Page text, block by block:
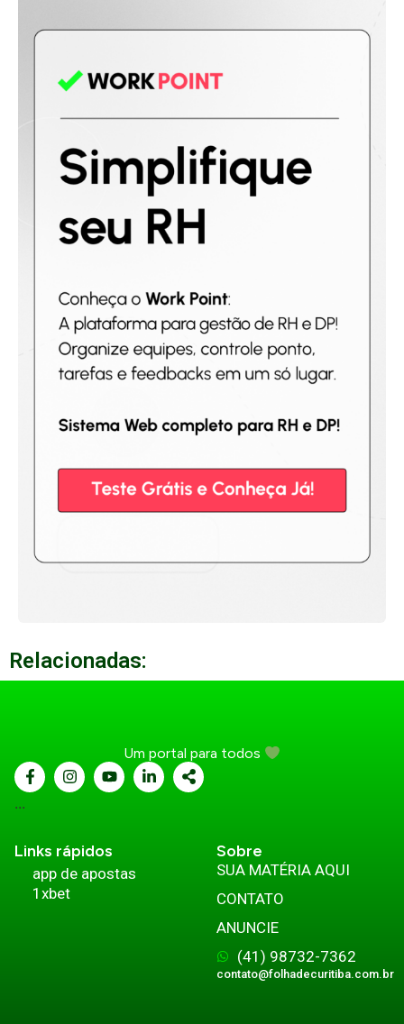
Relacionadas:
Um portal para todos
...
Links rápidos
app de apostas
1xbet
Sobre
SUA MATÉRIA AQUI
CONTATO
ANUNCIE
(41) 98732-7362
contato@folhadecuritiba.com.br